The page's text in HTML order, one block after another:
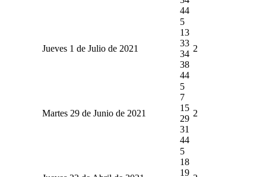
44
Jueves 1 de Julio de 2021
5
13
33
34
38
44
2
Martes 29 de Junio de 2021
5
7
15
29
31
44
2
5
18
19